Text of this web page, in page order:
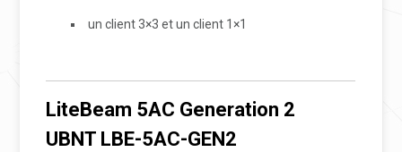
un client 3×3 et un client 1×1
LiteBeam 5AC Generation 2
UBNT LBE-5AC-GEN2